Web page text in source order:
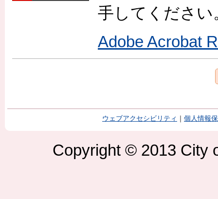
手してください
Adobe Acrobat
ウェブアクセシビリティ 個人情報
Copyright © 2013 City